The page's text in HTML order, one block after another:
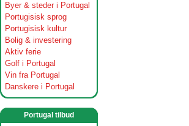
Byer & steder i Portugal
Portugisisk sprog
Portugisisk kultur
Bolig & investering
Aktiv ferie
Golf i Portugal
Vin fra Portugal
Danskere i Portugal
Portugal tilbud